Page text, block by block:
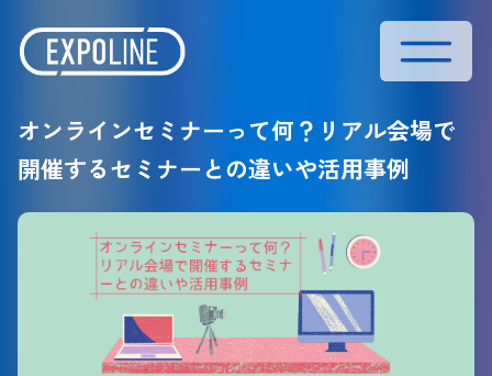
オンラインセミナーって何？リアル会場で
開催するセミナーとの違いや活用事例